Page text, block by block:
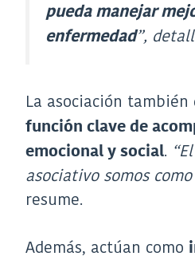
pueda manejar
enfermedad”,
La asociación también
función clave de
emocional y social.
asociativo somos
resume.
Además, actúan como